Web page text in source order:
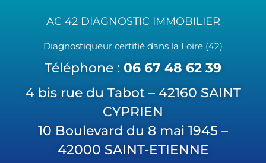
AC 42 DIAGNOSTIC IMMOBILIER
Diagnostiqueur certifié dans la Loire (42)
Téléphone : 06 67 48 62 39
4 bis rue du Tabot – 42160 SAINT
CYPRIEN
10 Boulevard du 8 mai 1945 –
42000 SAINT-ETIENNE